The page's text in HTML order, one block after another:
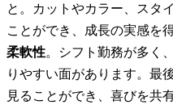
と。カットやカラー、スタ
ことができ、成長の実感を
柔軟性。シフト勤務が多く
りやすい面があります。最後
見ることができ、喜びを共